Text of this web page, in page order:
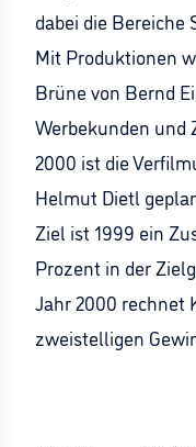
dabei die Bereiche
Mit Produktionen
Brüne von Bernd
Werbekunden und
2000 ist die
Helmut Dietl
Ziel ist 1999 ein
Prozent in der
Jahr 2000 rechnet
zweistelligen